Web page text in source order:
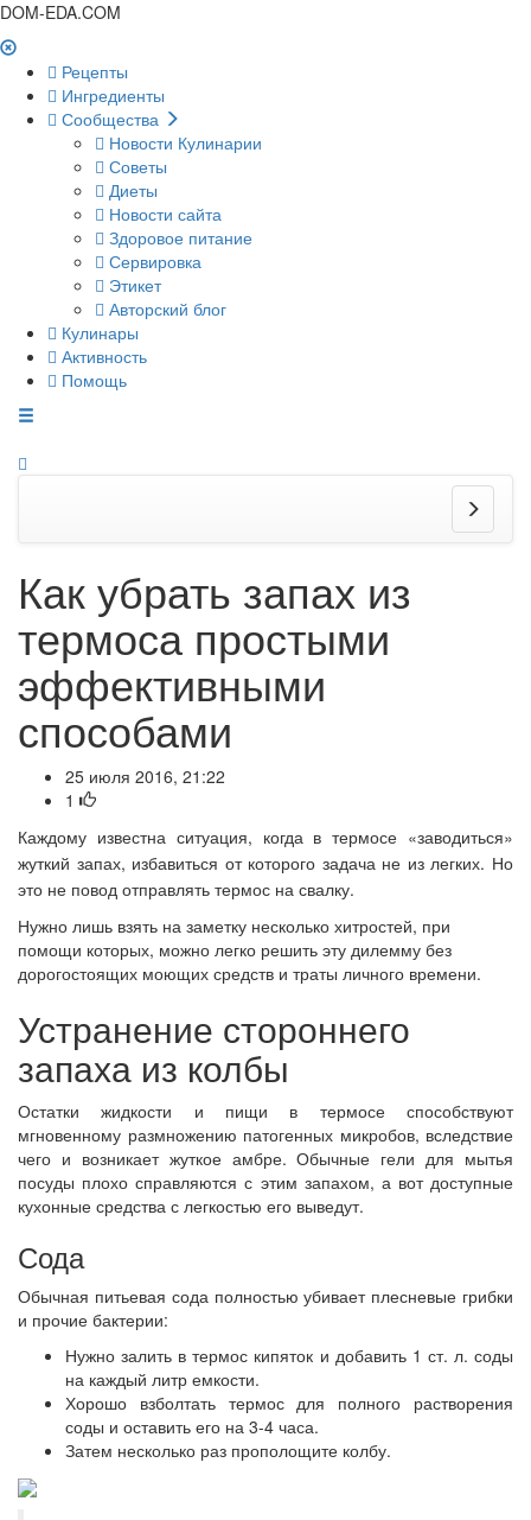
DOM-EDA.COM
Рецепты
Ингредиенты
Сообщества
Новости Кулинарии
Советы
Диеты
Новости сайта
Здоровое питание
Сервировка
Этикет
Авторский блог
Кулинары
Активность
Помощь
Как убрать запах из
термоса простыми
эффективными
способами
25 июля 2016, 21:22
1
Каждому известна ситуация, когда в термосе «заводиться»
жуткий запах, избавиться от которого задача не из легких. Но
это не повод отправлять термос на свалку.
Нужно лишь взять на заметку несколько хитростей, при
помощи которых, можно легко решить эту дилемму без
дорогостоящих моющих средств и траты личного времени.
Устранение стороннего
запаха из колбы
Остатки жидкости и пищи в термосе способствуют
мгновенному размножению патогенных микробов, вследствие
чего и возникает жуткое амбре. Обычные гели для мытья
посуды плохо справляются с этим запахом, а вот доступные
кухонные средства с легкостью его выведут.
Сода
Обычная питьевая сода полностью убивает плесневые грибки
и прочие бактерии:
Нужно залить в термос кипяток и добавить 1 ст. л. соды
на каждый литр емкости.
Хорошо взболтать термос для полного растворения
соды и оставить его на 3-4 часа.
Затем несколько раз прополощите колбу.